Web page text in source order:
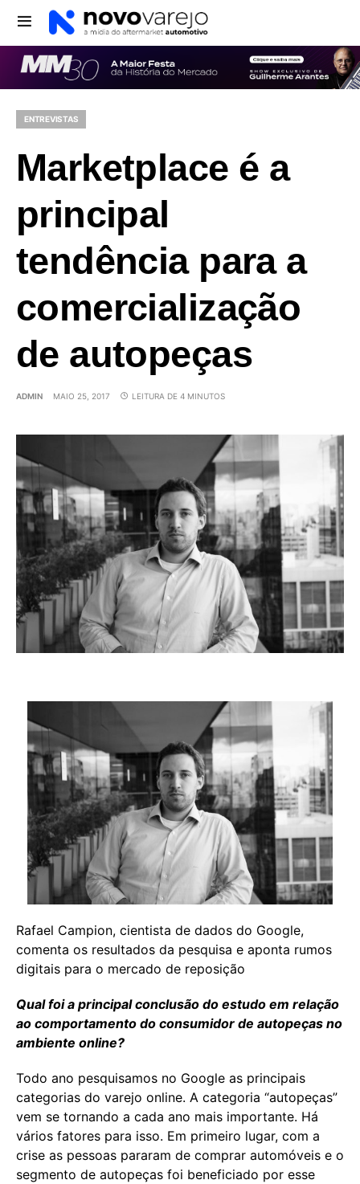
ENTREVISTAS
Marketplace é a
principal
tendência para a
comercialização
de autopeças
ADMIN MAIO 25, 2017 LEITURA DE 4 MINUTOS
Rafael Campion, cientista de dados do Google,
comenta os resultados da pesquisa e aponta rumos
digitais para o mercado de reposição
Qual foi a principal conclusão do estudo em relação
ao comportamento do consumidor de autopeças no
ambiente online?
Todo ano pesquisamos no Google as principais
categorias do varejo online. A categoria “autopeças”
vem se tornando a cada ano mais importante. Há
vários fatores para isso. Em primeiro lugar, com a
crise as pessoas pararam de comprar automóveis e o
segmento de autopeças foi beneficiado por esse